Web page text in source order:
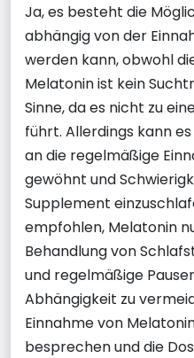
Ja, es besteht die
abhängig von der
werden kann, obwohl
Melatonin ist kein
Sinne, da es nicht zu
führt. Allerdings kann
an die regelmäßige
gewöhnt und
Supplement
empfohlen, Melatonin
Behandlung von
und regelmäßige
Abhängigkeit zu
Einnahme von
besprechen und die